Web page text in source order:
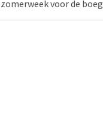
zomerweek voor de boeg